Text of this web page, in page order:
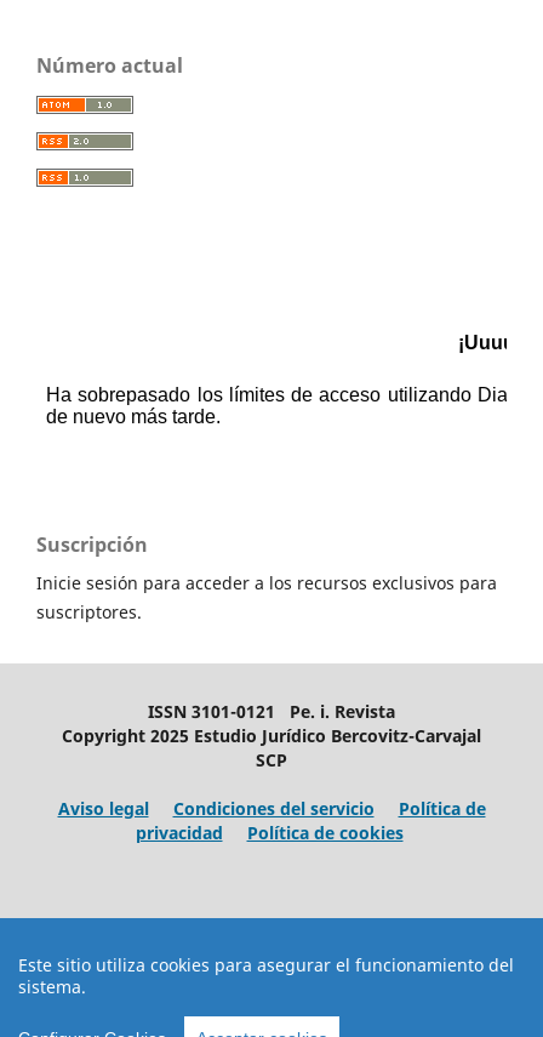
Este sitio utiliza cookies para asegurar el funcionamiento del
sistema.
Número actual
Suscripción
Inicie sesión para acceder a los recursos exclusivos para
suscriptores.
ISSN 3101-0121 Pe. i. Revista
Copyright 2025 Estudio Jurídico Bercovitz-Carvajal
SCP
Aviso legal Condiciones del servicio
Política de
privacidad
Política de cookies